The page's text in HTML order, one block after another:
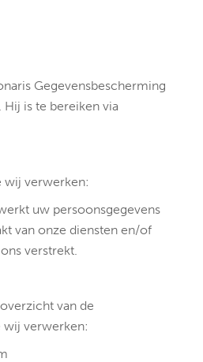
Gegevensbescherming
Hij is te bereiken via
wij verwerken:
uw persoonsgegevens
van onze diensten en/of
verstrekt.
van de
wij verwerken: